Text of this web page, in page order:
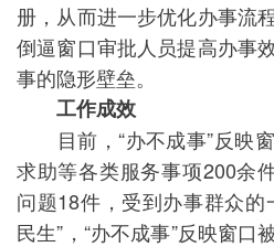
册，从而进一步优化办事流
倒逼窗口审批人员提高办事
事的隐形壁垒。
工作成效
目前，“办不成事”反映窗
求助等各类服务事项200余
问题18件，受到办事群众的
民生”，“办不成事”反映窗